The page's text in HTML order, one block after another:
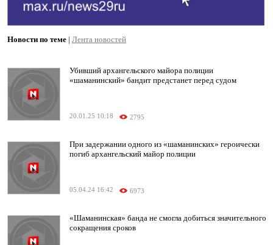
Новости по теме | Лента новостей
Убивший архангельского майора полиции
«шаманинский» бандит предстанет перед судом
20.01.25 10:18 2795
При задержании одного из «шаманинских» героически
погиб архангельский майор полиции
05.04.24 16:42 6973
«Шаманинская» банда не смогла добиться значительного
сокращения сроков